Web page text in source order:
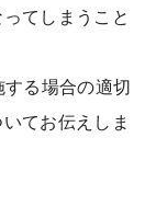
てしまうこと
る場合の適切
てお伝えしま